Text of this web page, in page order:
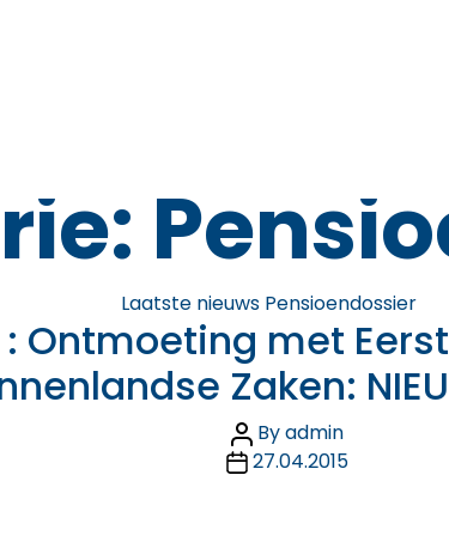
Categories
Laatste nieuws Pensioendossier
Ontmoeting met
Zaken:
Post
author
Byadmin
Post27.04.2015